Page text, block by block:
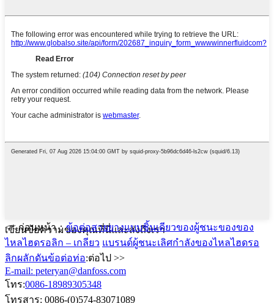
เขียนข้อความของคุณที่นี่และส่งถึงเรา
<< ก่อนหน้า：ข้อต่อสายยางแบบชิ้นเดียวของผู้ชนะของของ
ไหลไฮดรอลิก – เกลียว แบรนด์ผู้ชนะเลิศกำลังของไหลไฮดรอ
ลิกผลักดันข้อต่อท่อ:ต่อไป >>
E-mail: peteryan@danfoss.com
โทร:0086-18989305348
โทรสาร: 0086-(0)574-83071089